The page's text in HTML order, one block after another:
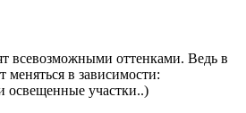
всевозможными оттенками. Ведь в
в зависимости:
участки..)